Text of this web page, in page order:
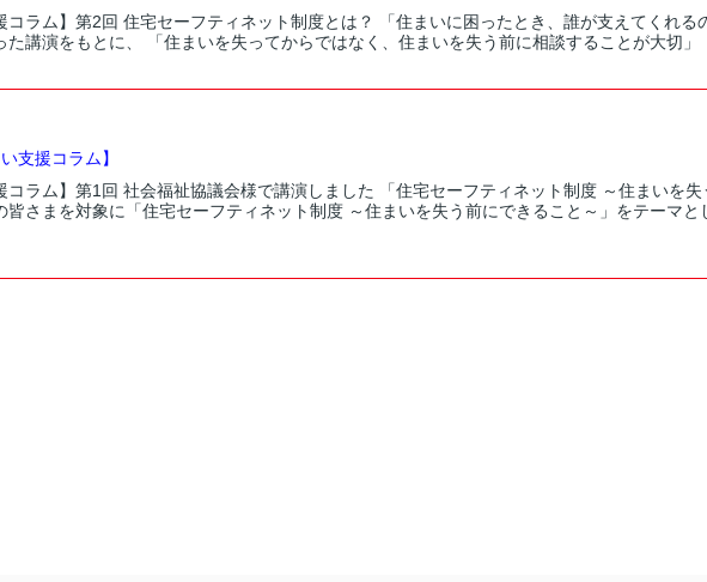
コラム】第2回 住宅セーフティネット制度とは？ 「住まいに困ったとき、誰が支えてくれ
た講演をもとに、 「住まいを失ってからではなく、住まいを失う前に相談することが大切
支援コラム】
コラム】第1回 社会福祉協議会様で講演しました 「住宅セーフティネット制度 ～住まいを
皆さまを対象に「住宅セーフティネット制度 ～住まいを失う前にできること～」をテーマ